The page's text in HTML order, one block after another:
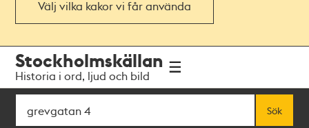
Välj vilka kakor vi får använda
navigationen
huvudinnehållet
Stockholmskällan
Historia i ord, ljud och bild
Sök
Sök